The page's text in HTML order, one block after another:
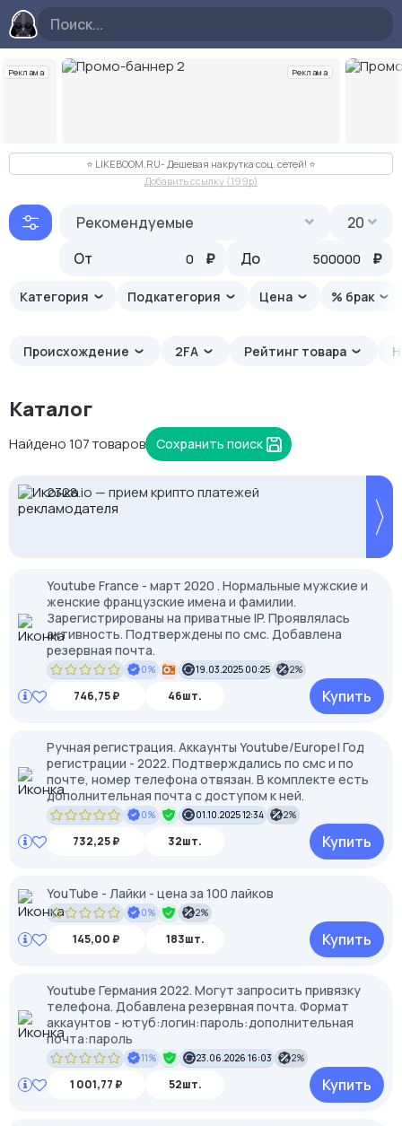
Реклама Реклама
Слайд 2 из 10
⭐️ LIKEBOOM.RU- Дешевая накрутка соц. сетей! ⭐️
Добавить ссылку (199p)
Рекомендуемые
От
₽ До ₽
20
Категория Подкатегория Цена % брак
Происхождение 2FA Рейтинг товара
Каталог
Найдено 107 товаров Сохранить поиск
2328.io — прием крипто платежей
Кешбек до 10% на прокси с NodeMaven.
Используй DRK35 для скидки 35%
Proxys.io - лучшие прокси 💚 Подберём под ваши
задачи 🚀 Промокод Store - 20% на всё!
Youtube France - март 2020 . Нормальные мужские и
женские французские имена и фамилии.
Зарегистрированы на приватные IP. Проявлялась
активность. Подтверждены по смс. Добавлена
резервная почта.
0% 19.03.2025 00:25 2%
746,75 ₽ 46шт. Купить
Ручная регистрация. Аккаунты Youtube/Europe| Год
регистрации - 2022. Подтверждались по смс и по
почте, номер телефона отвязан. В комплекте есть
дополнительная почта с доступом к ней.
0% 01.10.2025 12:34 2%
732,25 ₽ 32шт. Купить
YouTube - Лайки - цена за 100 лайков
0% 2%
145,00 ₽ 183шт. Купить
Youtube Германия 2022. Могут запросить привязку
телефона. Добавлена резервная почта. Формат
аккаунтов - ютуб:логин:пароль:дополнительная
почта:пароль
11% 23.06.2026 16:03 2%
1 001,77 ₽ 52шт. Купить